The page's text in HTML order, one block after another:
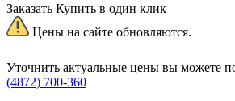
Заказать Купить в один клик
Цены на сайте обновляются.
Уточнить актуальные цены вы можете
(4872) 700-360